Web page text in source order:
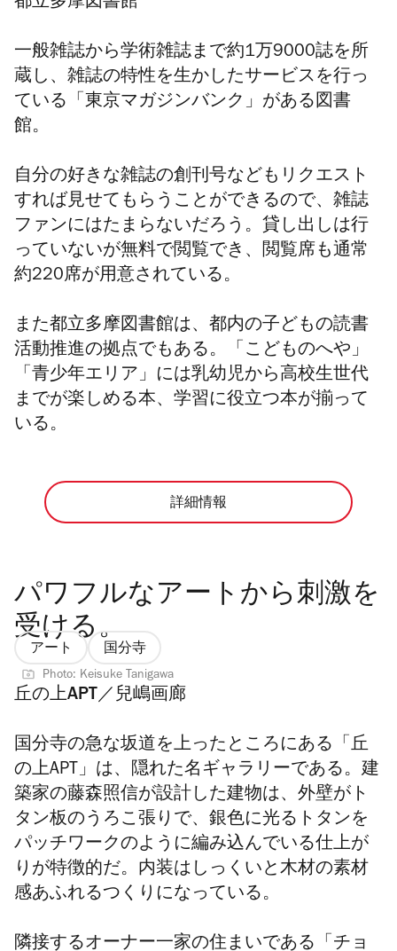
一般雑誌から学術雑誌まで約1万9000誌を所
蔵し、雑誌の特性を生かしたサービスを行っ
ている「東京マガジンバンク」がある図書
館。
自分の好きな雑誌の創刊号などもリクエスト
すれば見せてもらうことができるので、雑誌
ファンにはたまらないだろう。貸し出しは行
っていないが無料で閲覧でき、閲覧席も通常
約220席が用意されている。
また都立多摩図書館は、都内の子どもの読書
活動推進の拠点でもある。「こどものへや」
「青少年エリア」には乳幼児から高校生世代
までが楽しめる本、学習に役立つ本が揃って
いる。
詳細情報
パワフルなアートから刺激を
受ける。
アート 国分寺
Photo: Keisuke Tanigawa
丘の上APT／兒嶋画廊
国分寺の急な坂道を上ったところにある「丘
の上APT」は、隠れた名ギャラリーである。建
築家の藤森照信が設計した建物は、外壁がト
タン板のうろこ張りで、銀色に光るトタンを
パッチワークのように編み込んでいる仕上が
りが特徴的だ。内装はしっくいと木材の素材
感あふれるつくりになっている。
隣接するオーナー一家の住まいである「チョ